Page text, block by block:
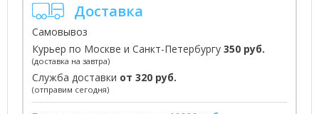
Доставка
Самовывоз
Курьер по Москве и Санкт-Петербургу 350 руб.
(доставка на завтра)
Служба доставки от 320 руб.
(отправим сегодня)